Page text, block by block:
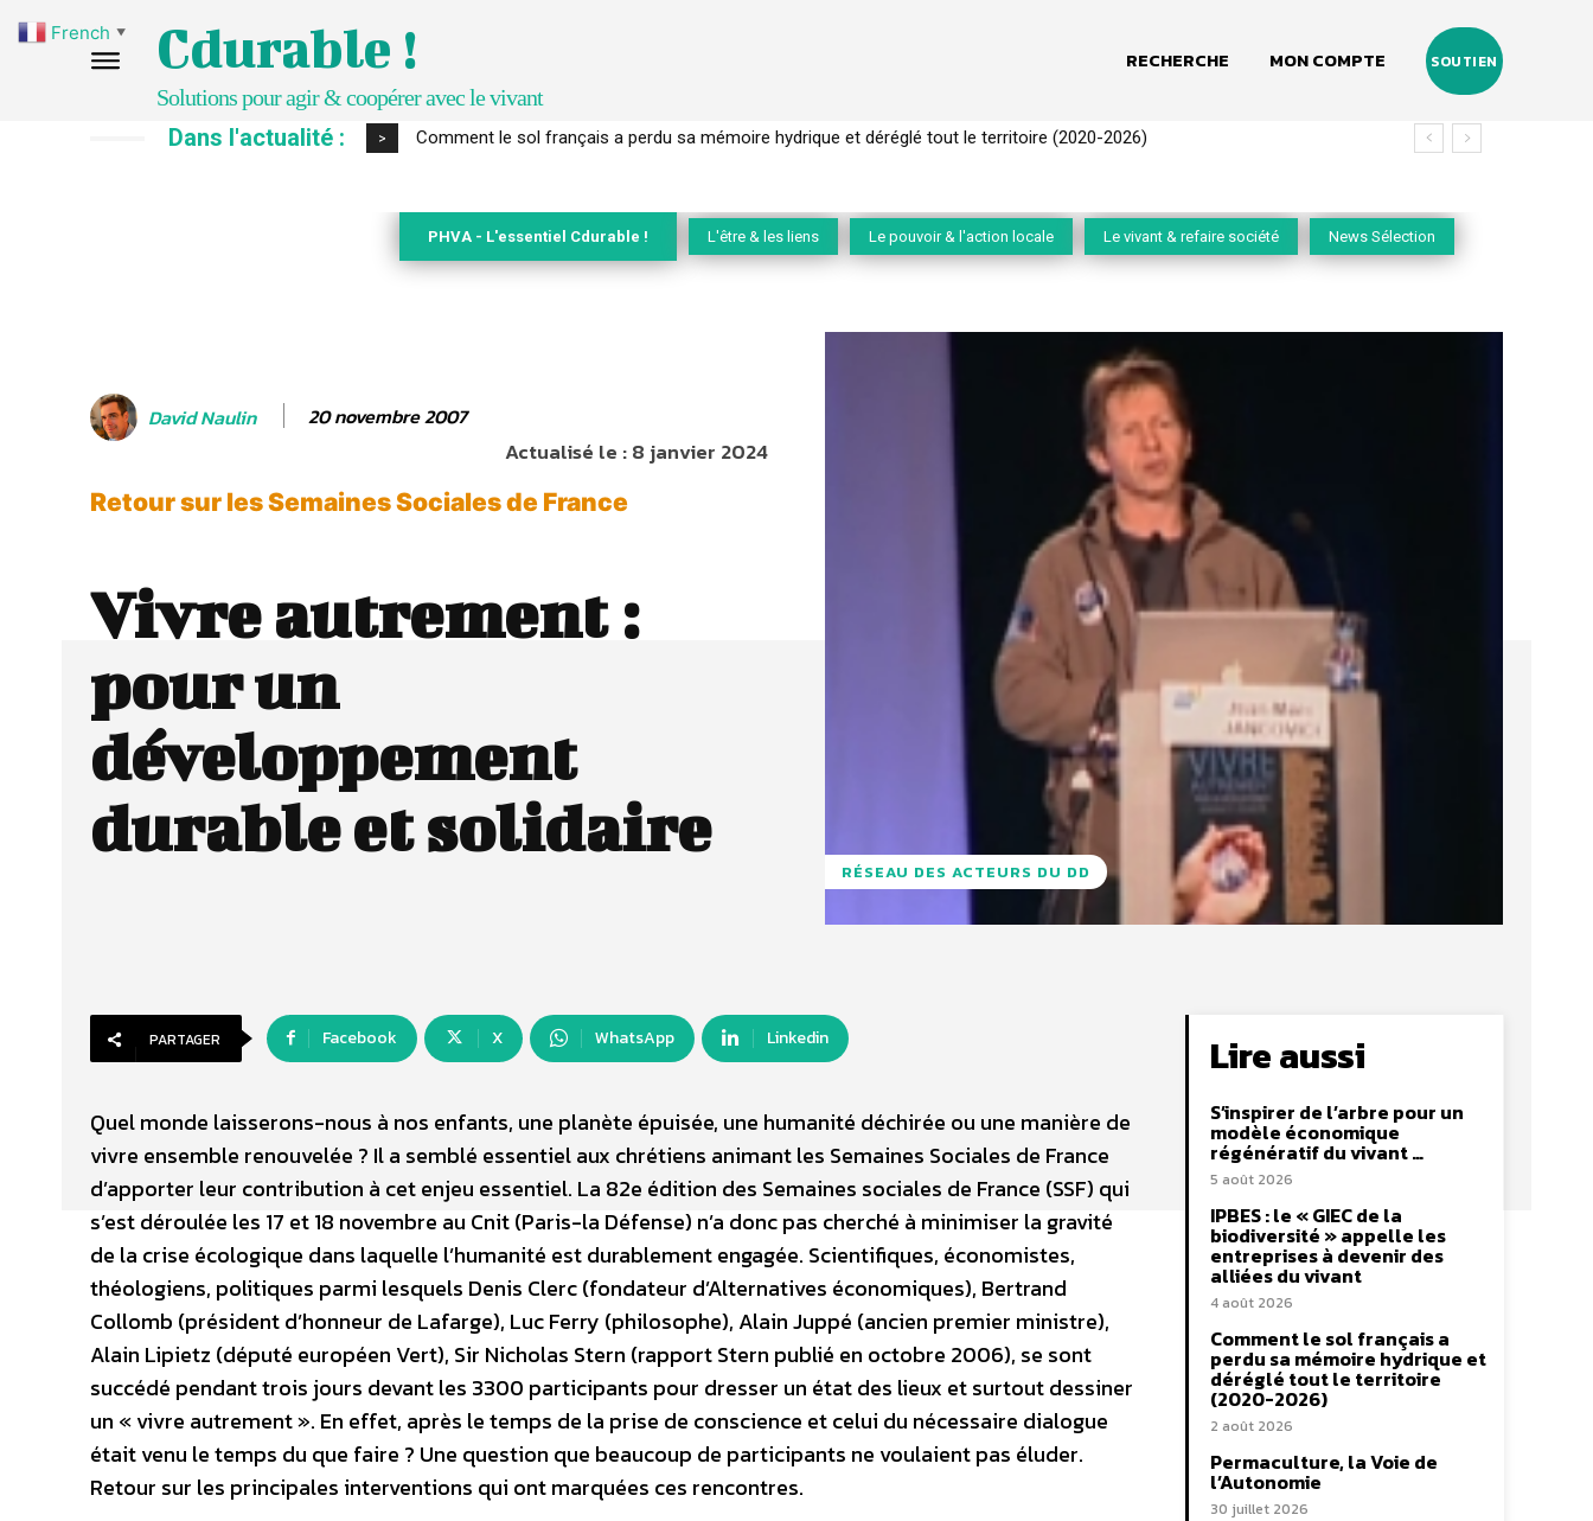
Cdurable !
Solutions pour agir & coopérer avec le vivant
RECHERCHE MON COMPTE SOUTIEN
Dans l'actualité : > Comment le sol français a perdu sa mémoire hydrique et déréglé tout le territoire (2020-2026)
PHVA - L'essentiel Cdurable ! L'être & les liens Le pouvoir & l'action locale Le vivant & refaire société News Sélection
David Naulin 20 novembre 2007
Actualisé le :8 janvier 2024
Retour sur les Semaines Sociales de France
Vivre autrement :
pour un
développement
durable et solidaire
RÉSEAU DES ACTEURS DU DD
PARTAGER Facebook X WhatsApp Linkedin
Quel monde laisserons-nous à nos enfants, une planète épuisée, une humanité déchirée ou une manière de
vivre ensemble renouvelée ? Il a semblé essentiel aux chrétiens animant les Semaines Sociales de France
d’apporter leur contribution à cet enjeu essentiel. La 82e édition des Semaines sociales de France (SSF) qui
s’est déroulée les 17 et 18 novembre au Cnit (Paris-la Défense) n’a donc pas cherché à minimiser la gravité
de la crise écologique dans laquelle l’humanité est durablement engagée. Scientifiques, économistes,
théologiens, politiques parmi lesquels Denis Clerc (fondateur d’Alternatives économiques), Bertrand
Collomb (président d’honneur de Lafarge), Luc Ferry (philosophe), Alain Juppé (ancien premier ministre),
Alain Lipietz (député européen Vert), Sir Nicholas Stern (rapport Stern publié en octobre 2006), se sont
succédé pendant trois jours devant les 3300 participants pour dresser un état des lieux et surtout dessiner
un « vivre autrement ». En effet, après le temps de la prise de conscience et celui du nécessaire dialogue
était venu le temps du que faire ? Une question que beaucoup de participants ne voulaient pas éluder.
Retour sur les principales interventions qui ont marquées ces rencontres.
Lire aussi
S’inspirer de l’arbre pour un
modèle économique
régénératif du vivant …
5 août 2026
IPBES : le « GIEC de la
biodiversité » appelle les
entreprises à devenir des
alliées du vivant
4 août 2026
Comment le sol français a
perdu sa mémoire hydrique et
déréglé tout le territoire
(2020-2026)
2 août 2026
Permaculture, la Voie de
l’Autonomie
30 juillet 2026
French ▼